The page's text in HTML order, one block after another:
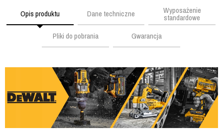
Opis produktu Dane techniczne Wyposażenie
standardowe
Pliki do pobrania
Gwarancja